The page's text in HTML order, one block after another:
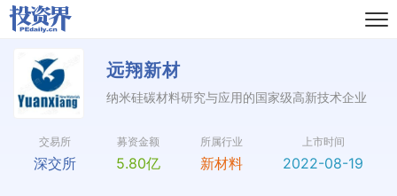
远翔新材
纳米硅碳材料研究与应用的国家级高新技术企业
交易所
深交所
募资金额
5.80亿
所属行业
新材料
上市时间
2022-08-19